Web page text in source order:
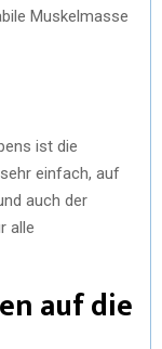
Muskelmasse
ist die
einfach, auf
auch der
alle
auf die